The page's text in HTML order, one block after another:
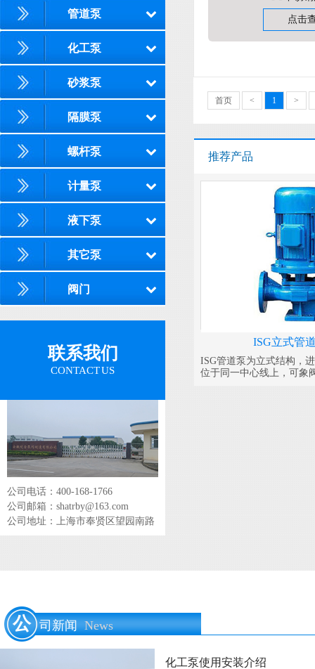
管道泵
化工泵
砂浆泵
隔膜泵
螺杆泵
计量泵
液下泵
其它泵
阀门
联系我们
CONTACT US
公司电话：400-168-1766
公司邮箱：shatrby@163.com
公司地址：上海市奉贤区望园南路
点击
首页 < 1 >
推荐产品
ISG立式管
ISG管道泵为立式结构，
位于同一中心线上，可象
公 司新闻 News
化工泵使用安装介绍